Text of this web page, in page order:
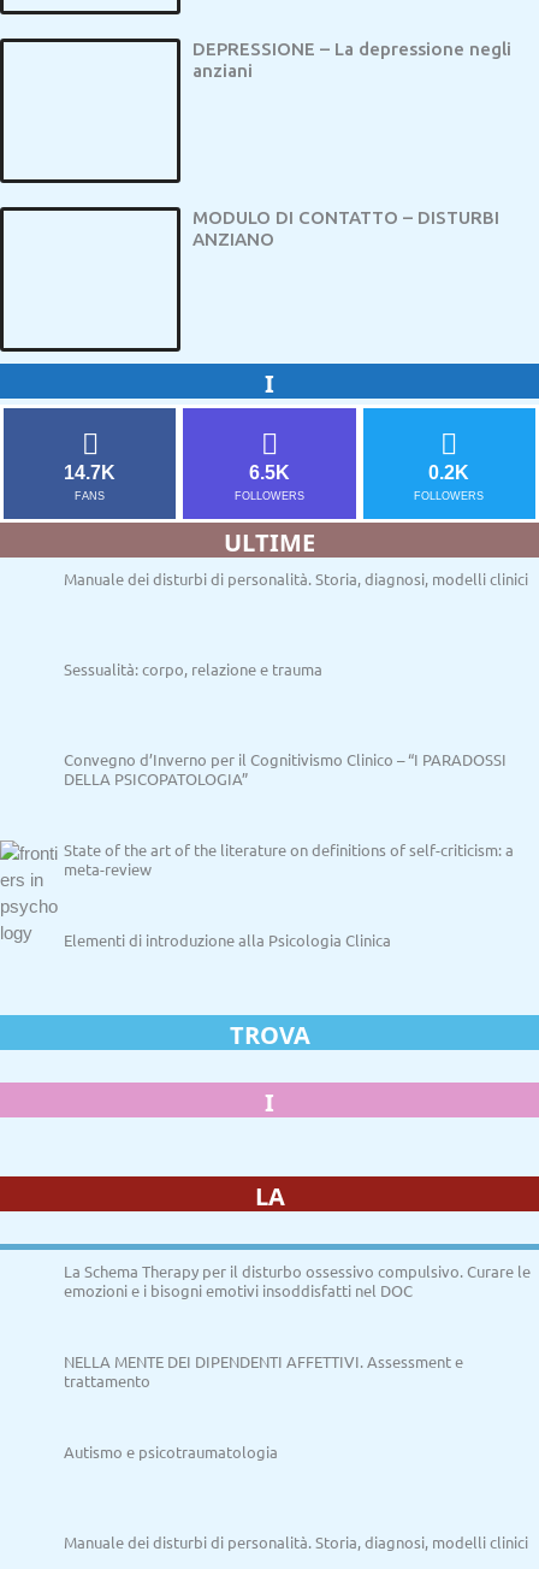
DEPRESSIONE – La depressione negli
anziani
MODULO DI CONTATTO – DISTURBI
ANZIANO
I
14.7K
FANS
6.5K
FOLLOWERS
0.2K
FOLLOWERS
ULTIME
Manuale dei disturbi di personalità. Storia, diagnosi, modelli clinici
Sessualità: corpo, relazione e trauma
Convegno d’Inverno per il Cognitivismo Clinico – “I PARADOSSI
DELLA PSICOPATOLOGIA”
State of the art of the literature on definitions of self-criticism: a
meta-review
Elementi di introduzione alla Psicologia Clinica
TROVA
I
LA
La Schema Therapy per il disturbo ossessivo compulsivo. Curare le
emozioni e i bisogni emotivi insoddisfatti nel DOC
NELLA MENTE DEI DIPENDENTI AFFETTIVI. Assessment e
trattamento
Autismo e psicotraumatologia
Manuale dei disturbi di personalità. Storia, diagnosi, modelli clinici